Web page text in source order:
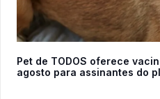
Pet de TODOS oferece
agosto para assinantes do